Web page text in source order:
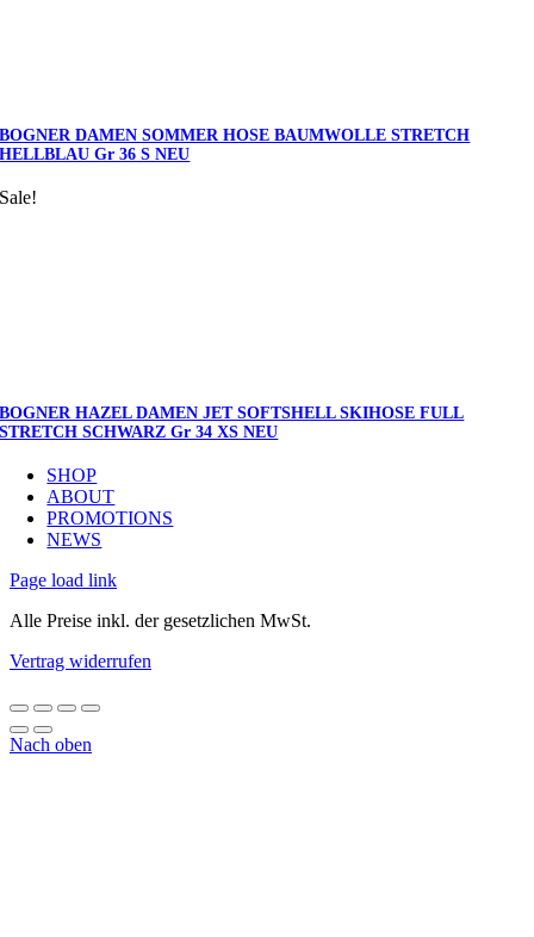
BOGNER DAMEN SOMMER HOSE BAUMWOLLE STRETCH
HELLBLAU Gr 36 S NEU
Sale!
BOGNER HAZEL DAMEN JET SOFTSHELL SKIHOSE FULL
STRETCH SCHWARZ Gr 34 XS NEU
SHOP
ABOUT
PROMOTIONS
NEWS
Page load link
Alle Preise inkl. der gesetzlichen MwSt.
Vertrag widerrufen
Nach oben